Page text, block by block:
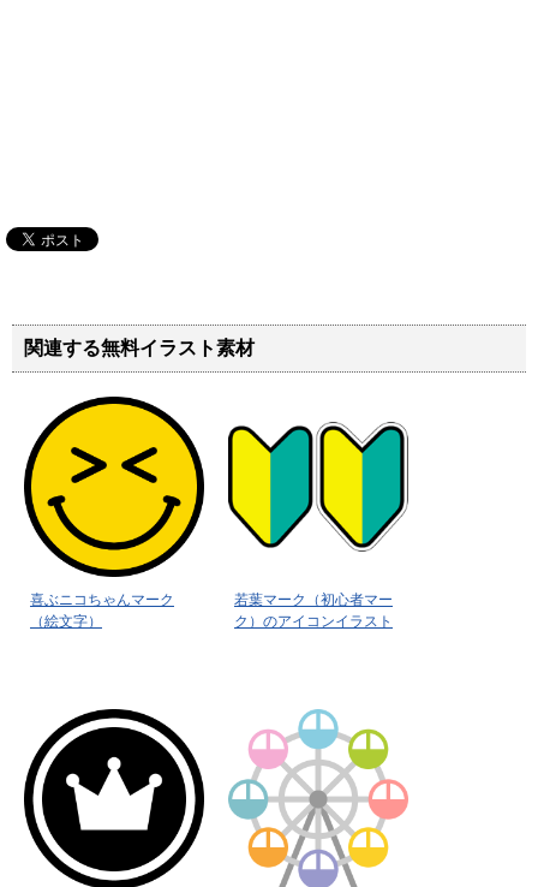
関連する無料イラスト素材
喜ぶニコちゃんマーク
（絵文字）
若葉マーク（初心者マー
ク）のアイコンイラスト